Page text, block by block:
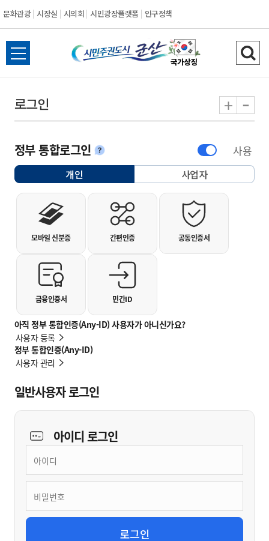
문화관광 시장실 시의회 시민광장플랫폼 인구정책
시민주권도시 군
전체메뉴 열기 검
로그인 + -
정부 통합로그인안내 사용
아직 정부 통합인증(Any-ID) 사용자가 아니신가요?
사용자 등록
정부 통합인증(Any-ID)
사용자 관리
개인선택됨 사업자
개인사용자 로그인
모바일 신분증 간편인증 공동인증서
금융인증서 민간ID
일반사용자 로그인
아이디로그인